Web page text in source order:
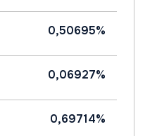
0,50695%
0,06927%
0,69714%